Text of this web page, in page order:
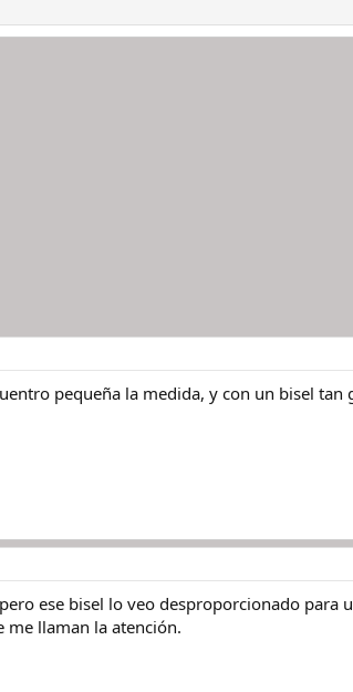
pequeña la medida, y con un bisel
ese bisel lo veo desproporcionado
me llaman la atención.